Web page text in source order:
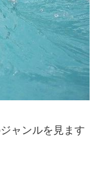
ャンルを見ます